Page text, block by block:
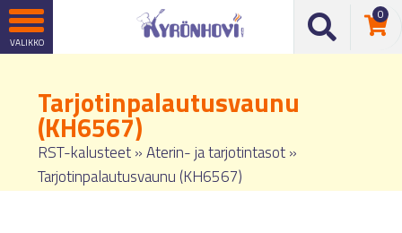
0
Tarjotinpalautusvaunu
(KH6567)
RST-kalusteet»Aterin- ja tarjotintasot»
Tarjotinpalautusvaunu (KH6567)